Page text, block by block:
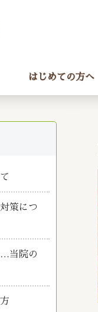
はじめての方へ
策につ
…当院の